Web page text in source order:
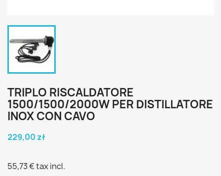
TRIPLO RISCALDATORE
1500/1500/2000W PER DISTILLATORE
INOX CON CAVO
229,00 zł
55,73 €tax incl.